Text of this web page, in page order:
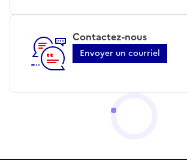
Contactez-nous
Envoyer un courriel